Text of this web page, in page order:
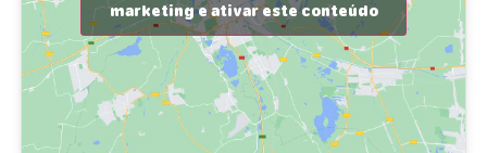
marketing e ativar este conteúdo